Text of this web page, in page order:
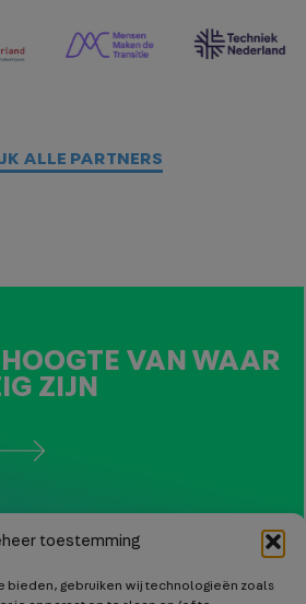
toestemming
bieden, gebruiken wij technologieën zoals
ALLE PARTNERS
HOOGTE VAN WAAR
ZIJN